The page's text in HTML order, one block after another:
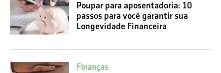
Poupar para aposentadoria: 10
passos para você garantir sua
Longevidade Financeira
Finanças